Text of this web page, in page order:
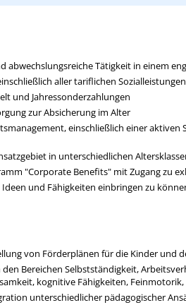
abwechslungsreiche Tätigkeit in einem
aller tariflichen Sozialleistungen
und Jahressonderzahlungen
zur Absicherung im Alter
einschließlich einer
in unterschiedlichen
"Corporate Benefits" mit Zugang zu
und Fähigkeiten einbringen zu
von Förderplänen für die Kinder und
den Bereichen Selbstständigkeit,
kognitive Fähigkeiten,
unterschiedlicher pädagogischer